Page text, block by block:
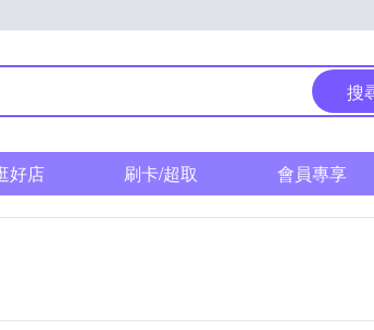
搜
好店 刷卡/超取 會員專享